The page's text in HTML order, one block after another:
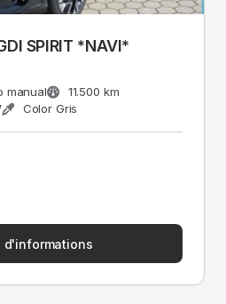
manual
11.500 km
Color Gris
d'informations